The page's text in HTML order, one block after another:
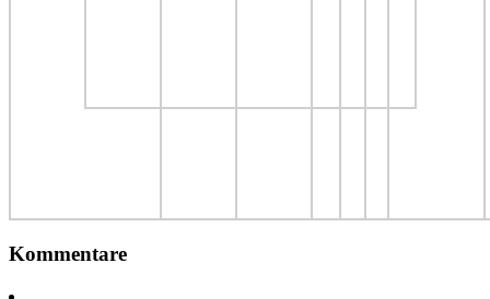
Kommentare